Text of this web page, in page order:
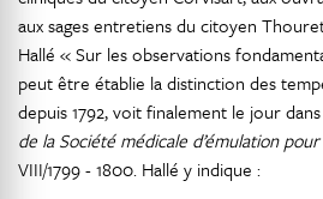
aux sages entretiens du citoyen
Hallé « Sur les observations
peut être établie la distinction des
depuis 1792, voit finalement le jour
de la Société médicale d’émulation pour
VIII/1799 - 1800. Hallé y indique :